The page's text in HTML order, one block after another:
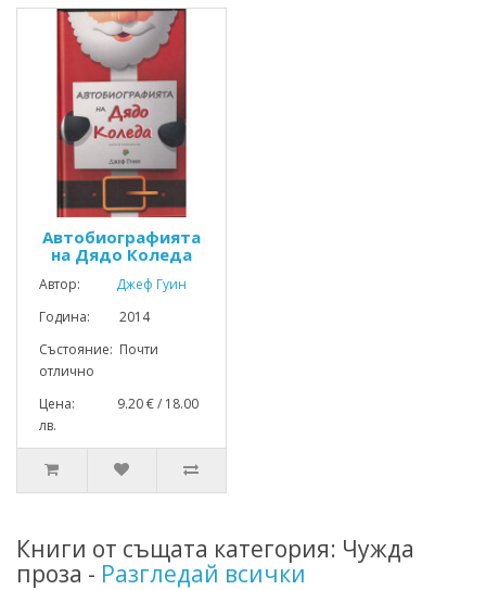
Автобиографията
на Дядо Коледа
Автор:
Джеф Гуин
Година: 2014
Състояние: Почти
отлично
Цена: 9.20 € / 18.00
лв.
Книги от същата категория: Чужда
проза - Разгледай всички